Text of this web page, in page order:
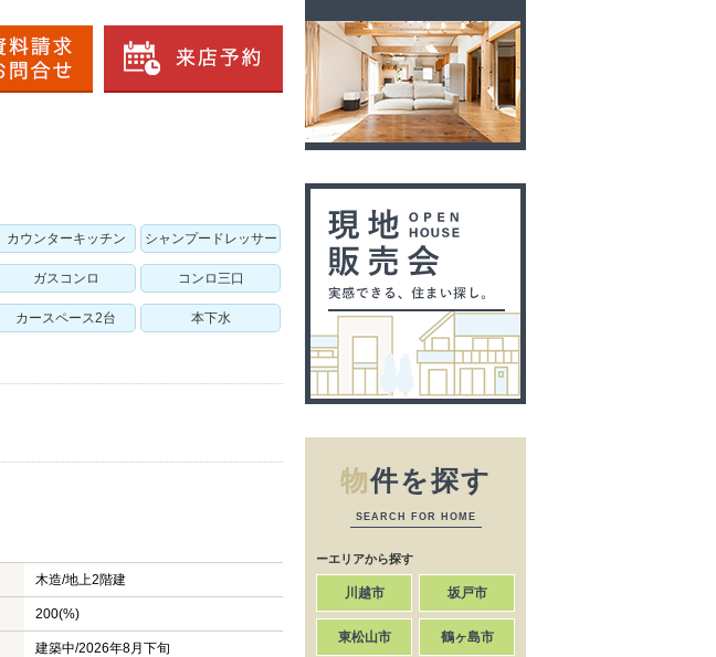
カウンターキッチン シャンプードレッサー
ガスコンロ コンロ三口
カースペース2台 本下水
木造/地上2階建
200(%)
建築中/2026年8月下旬
物件を探す
SEARCH FOR HOME
ーエリアから探す
川越市 坂戸市
東松山市 鶴ヶ島市